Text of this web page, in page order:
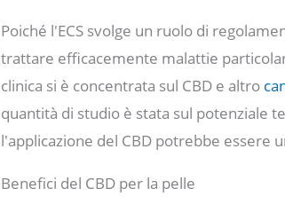
Poiché l'ECS svolge un ruolo di
trattare efficacemente malattie
clinica si è concentrata sul CBD e altro
quantità di studio è stata sul potenziale
l'applicazione del CBD potrebbe essere
Benefici del CBD per la pelle